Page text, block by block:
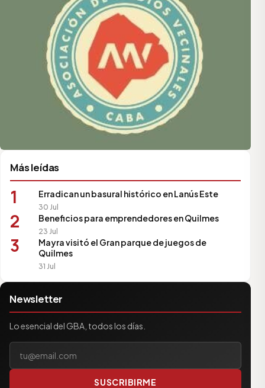
Más leídas
1 Erradican un basural histórico en Lanús Este
30 Jul
2 Beneficios para emprendedores en Quilmes
23 Jul
3
Mayra visitó el Gran parque de juegos de
Quilmes
31 Jul
Newsletter
Lo esencial del GBA, todos los días.
SUSCRIBIRME